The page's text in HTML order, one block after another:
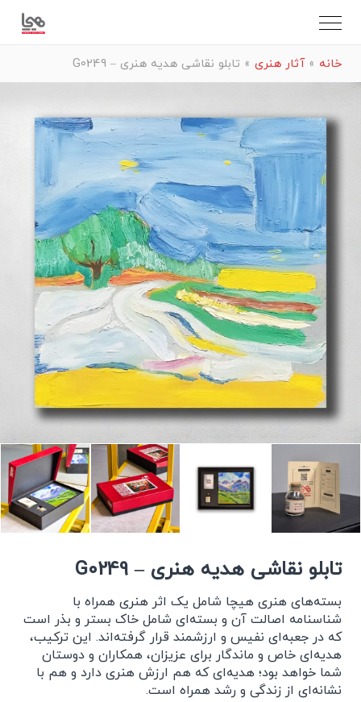
خانه »آثار هنری » تابلو نقاشی هدیه هنری – G0249
تابلو نقاشی هدیه هنری – G0249
بسته‌های هنری هیچا شامل یک اثر هنری همراه با
شناسنامه اصالت آن و بسته‌ای شامل خاک بستر و بذر است
که در جعبه‌ای نفیس و ارزشمند قرار گرفته‌اند. این ترکیب،
هدیه‌ای خاص و ماندگار برای عزیزان، همکاران و دوستان
شما خواهد بود؛ هدیه‌ای که هم ارزش هنری دارد و هم با
نشانه‌ای از زندگی و رشد همراه است.